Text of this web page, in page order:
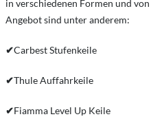
in verschiedenen Formen und
Angebot sind unter anderem:
✔Carbest Stufenkeile
✔Thule Auffahrkeile
✔Fiamma Level Up Keile